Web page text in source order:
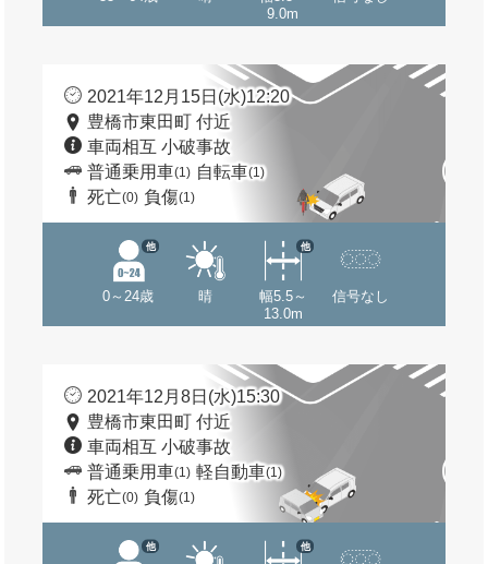
9.0m
2021年12月15日(水)12:20
豊橋市東田町 付近
車両相互 小破事故
普通乗用車(1) 自転車(1)
死亡(0) 負傷(1)
0～24歳
他
晴
幅5.5～
13.0m
他
信号なし
2021年12月8日(水)15:30
豊橋市東田町 付近
車両相互 小破事故
普通乗用車(1) 軽自動車(1)
死亡(0) 負傷(1)
他 他